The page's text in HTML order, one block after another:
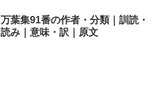
万葉集91番の作者・分類｜訓読・
読み｜意味・訳｜原文